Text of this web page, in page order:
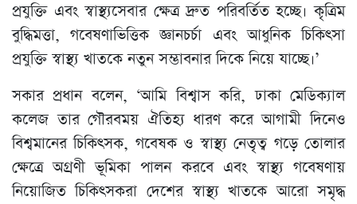
প্রযুক্তি এবং স্বাস্থ্যসেবার ক্ষেত্র দ্রুত পরিবর্তিত হচ্ছে। কৃত্রিম
বুদ্ধিমত্তা, গবেষণাভিত্তিক জ্ঞানচর্চা এবং আধুনিক চিকিৎসা
প্রযুক্তি স্বাস্থ্য খাতকে নতুন সম্ভাবনার দিকে নিয়ে যাচ্ছে।’
সকার প্রধান বলেন, ‘আমি বিশ্বাস করি, ঢাকা মেডিক্যাল
কলেজ তার গৌরবময় ঐতিহ্য ধারণ করে আগামী দিনেও
বিশ্বমানের চিকিৎসক, গবেষক ও স্বাস্থ্য নেতৃত্ব গড়ে তোলার
ক্ষেত্রে অগ্রণী ভূমিকা পালন করবে এবং স্বাস্থ্য গবেষণায়
নিয়োজিত চিকিৎসকরা দেশের স্বাস্থ্য খাতকে আরো সমৃদ্ধ